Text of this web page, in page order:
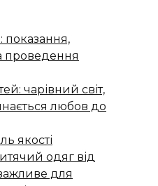
показання,
проведення
чарівний світ,
любов до
якості
одяг від
для